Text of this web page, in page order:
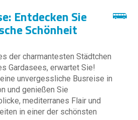
Entdecken Sie
Schönheit
der charmantesten Städtchen
Gardasees, erwartet Sie!
unvergessliche Busreise in
und genießen Sie
mediterranes Flair und
in einer der schönsten